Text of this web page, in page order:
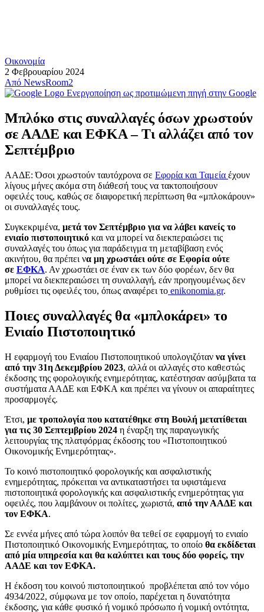
Οικονομία
2 Φεβρουαρίου 2024
Από NewsRoom2
Ενεργοποίηση ως προτιμώμενη πηγή στην Google
Μπλόκο στις συναλλαγές όσων χρωστούν
σε ΑΑΔΕ και ΕΦΚΑ – Τι αλλάζει από τον
Σεπτέμβριο
ΑΑΔΕ: Όσοι χρωστούν ταυτόχρονα σε Εφορία και Ταμεία έχουν
λίγους μήνες ακόμα στη διάθεσή τους να τακτοποιήσουν
οφειλές τους, καθώς σε διαφορετική περίπτωση θα «μπλοκάρουν»
οι συναλλαγές τους.
Συγκεκριμένα, μετά τον Σεπτέμβριο για να λάβει κανείς το
ενιαίο πιστοποιητικό και να μπορεί να διεκπεραιώσει τις
συναλλαγές του όπως για παράδειγμα τη μεταβίβαση ενός
ακινήτου, θα πρέπει να μη χρωστάει ούτε σε Εφορία ούτε
σε ΕΦΚΑ. Αν χρωστάει σε έναν εκ των δύο φορέων, δεν θα
μπορεί να διεκπεραιώσει τη συναλλαγή, εάν προηγουμένως δεν
ρυθμίσει τις οφειλές του, όπως αναφέρει το enikonomia.gr.
Ποιες συναλλαγές θα «μπλοκάρει» το
Ενιαίο Πιστοποιητικό
Η εφαρμογή του Ενιαίου Πιστοποιητικού υπολογιζόταν να γίνει
από την 31η Δεκεμβρίου 2023, αλλά οι αλλαγές στο καθεστώς
έκδοσης της φορολογικής ενημερότητας, κατέστησαν ασύμβατα τα
συστήματα ΑΑΔΕ και ΕΦΚΑ και πρέπει να γίνουν οι απαραίτητες
προσαρμογές.
Έτσι, με τροπολογία που κατατέθηκε στη Βουλή μετατίθεται
για τις 30 Σεπτεμβρίου 2024 η έναρξη της παραγωγικής
λειτουργίας της πλατφόρμας έκδοσης του «Πιστοποιητικού
Οικονομικής Ενημερότητας».
Το κοινό πιστοποιητικό φορολογικής και ασφαλιστικής
ενημερότητας, πρόκειται να αντικαταστήσει τα υφιστάμενα
πιστοποιητικά φορολογικής και ασφαλιστικής ενημερότητας για
οφειλές, που λαμβάνουν οι πολίτες, χωριστά, από την ΑΑΔΕ και
τον ΕΦΚΑ.
Σε εννέα μήνες από τώρα λοιπόν θα τεθεί σε εφαρμογή το ενιαίο
Πιστοποιητικό Οικονομικής Ενημερότητας, το οποίο θα εκδίδεται
από μία υπηρεσία και θα καλύπτει και τους δύο φορείς, την
ΑΑΔΕ και τον ΕΦΚΑ.
Η έκδοση του κοινού πιστοποιητικού προβλέπεται από τον νόμο
4934/2022, σύμφωνα με τον οποίο, παρέχεται η δυνατότητα
έκδοσης, για κάθε φυσικό ή νομικό πρόσωπο ή νομική οντότητα,